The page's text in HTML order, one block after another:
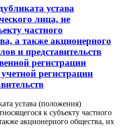
устава
лица, не
частного
а также акционерного
и представительств
регистрации
регистрации
устава (положения)
к субъекту частного
акционерного общества, их